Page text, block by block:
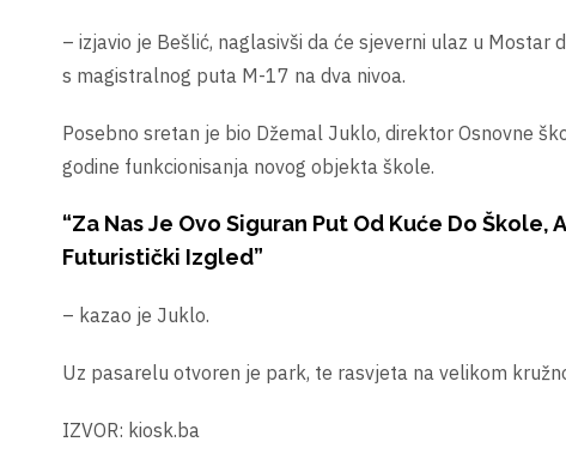
– izjavio je Bešlić, naglasivši da će sjeverni ulaz u
s magistralnog puta M-17 na dva nivoa.
Posebno sretan je bio Džemal Juklo, direktor Osnovne
godine funkcionisanja novog objekta škole.
“Za Nas Je Ovo Siguran Put Od Kuće Do
Futuristički Izgled”
– kazao je Juklo.
Uz pasarelu otvoren je park, te rasvjeta na velikom
IZVOR: kiosk.ba